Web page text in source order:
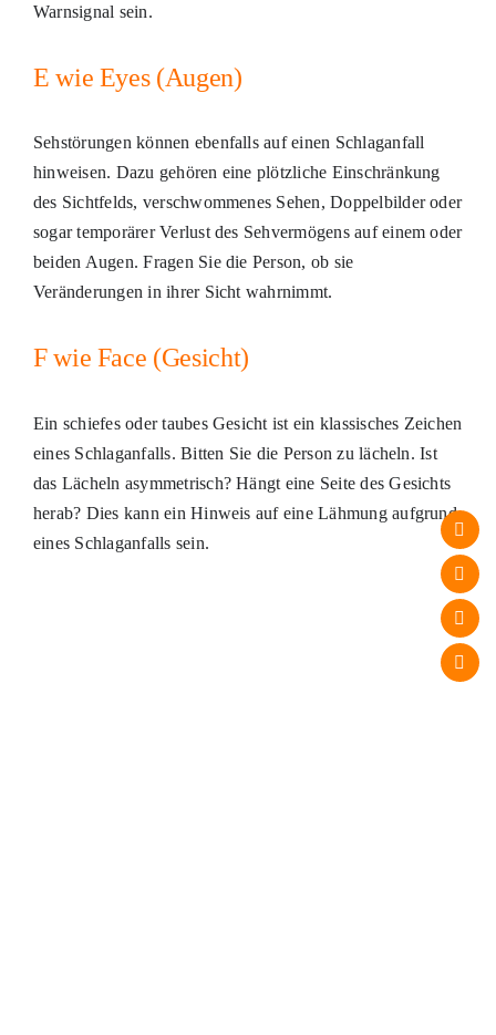
Warnsignal sein.
E wie Eyes (Augen)
Sehstörungen können ebenfalls auf einen Schlaganfall
hinweisen. Dazu gehören eine plötzliche Einschränkung
des Sichtfelds, verschwommenes Sehen, Doppelbilder oder
sogar temporärer Verlust des Sehvermögens auf einem oder
beiden Augen. Fragen Sie die Person, ob sie
Veränderungen in ihrer Sicht wahrnimmt.
F wie Face (Gesicht)
Ein schiefes oder taubes Gesicht ist ein klassisches Zeichen
eines Schlaganfalls. Bitten Sie die Person zu lächeln. Ist
das Lächeln asymmetrisch? Hängt eine Seite des Gesichts
herab? Dies kann ein Hinweis auf eine Lähmung aufgrund
eines Schlaganfalls sein.